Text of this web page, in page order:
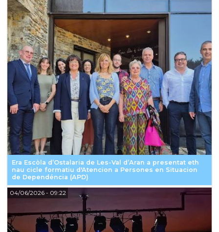
Era Escòla d’Ostalaria de Les-Val d’Aran a presentat eth
nau cicle formatiu d'Atencion a Persones en Situacion
de Dependéncia (APD)
04/06/2026- 09:22